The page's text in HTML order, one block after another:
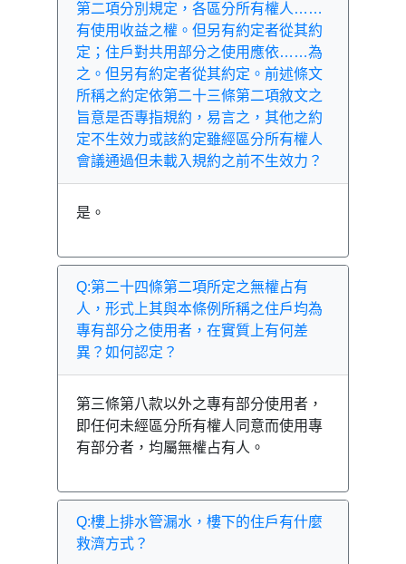
第二項分別規定，各區分所有權人……
有使用收益之權。但另有約定者從其約
定；住戶對共用部分之使用應依……為
之。但另有約定者從其約定。前述條文
所稱之約定依第二十三條第二項敘文之
旨意是否專指規約，易言之，其他之約
定不生效力或該約定雖經區分所有權人
會議通過但未載入規約之前不生效力？
是。
Q:第二十四條第二項所定之無權占有
人，形式上其與本條例所稱之住戶均為
專有部分之使用者，在實質上有何差
異？如何認定？
第三條第八款以外之專有部分使用者，
即任何未經區分所有權人同意而使用專
有部分者，均屬無權占有人。
Q:樓上排水管漏水，樓下的住戶有什麼
救濟方式？